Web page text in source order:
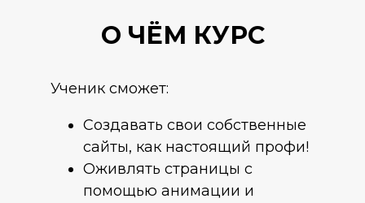
О ЧЁМ КУРС
Ученик сможет:
Создавать свои собственные
сайты, как настоящий профи!
Оживлять страницы с
помощью анимации и